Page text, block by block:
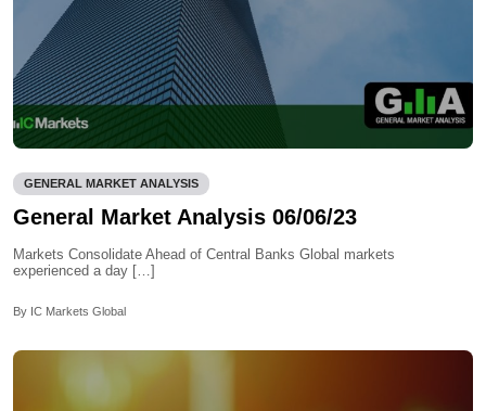
GENERAL MARKET ANALYSIS
General Market Analysis 06/06/23
Markets Consolidate Ahead of Central Banks Global markets
experienced a day […]
By IC Markets Global